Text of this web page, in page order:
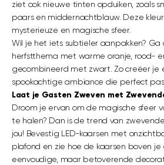
ziet ook nieuwe tinten opduiken, zoals
paars en middernachtblauw. Deze
mysterieuze en magische sfeer.
Wil je het iets subtieler aanpakken? Ga
herfstthema met warme oranje, rood-
gecombineerd met zwart. Zo creëer je
spookachtige ambiance die perfect
Laat je Gasten Zweven met
Droom je ervan om de magische sfeer
te halen? Dan is de trend van
jou! Bevestig LED-kaarsen met
plafond en zie hoe de kaarsen boven
eenvoudige, maar betoverende